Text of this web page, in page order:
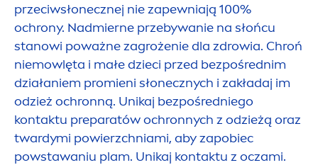
przeciwsłonecznej nie zapewniają 100%
ochrony. Nadmierne przebywanie na słońcu
stanowi poważne zagrożenie dla zdrowia. Chroń
niemowlęta i małe dzieci przed bezpośrednim
działaniem promieni słonecznych i zakładaj im
odzież ochronną. Unikaj bezpośredniego
kontaktu preparatów ochronnych z odzieżą oraz
twardymi powierzchniami, aby zapobiec
powstawaniu plam. Unikaj kontaktu z oczami.